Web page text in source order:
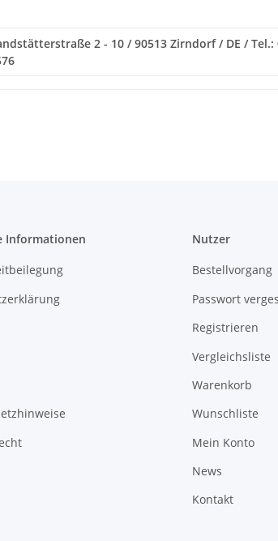
2 - 10 / 90513 Zirndorf / DE /
Informationen Nutzer
Bestellvorgang
Passwort
Registrieren
Vergleichsliste
Warenkorb
Wunschliste
Mein Konto
News
Kontakt